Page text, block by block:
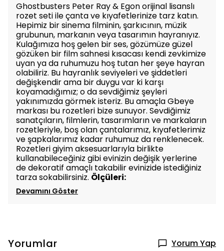
Ghostbusters Peter Ray & Egon orijinal lisanslı
rozet seti ile çanta ve kıyafetlerinize tarz katın.
Hepimiz bir sinema filminin, şarkıcının, müzik
grubunun, markanın veya tasarımın hayranıyız.
Kulağımıza hoş gelen bir ses, gözümüze güzel
gözüken bir film sahnesi kısacası kendi zevkimize
uyan ya da ruhumuzu hoş tutan her şeye hayran
olabiliriz. Bu hayranlık seviyeleri ve şiddetleri
değişkendir ama bir duygu var ki karşı
koyamadığımız; o da sevdiğimiz şeyleri
yakınımızda görmek isteriz. Bu amaçla Gbeye
markası bu rozetleri bize sunuyor. Sevdiğimiz
sanatçıların, filmlerin, tasarımların ve markaların
rozetleriyle, boş olan çantalarımız, kıyafetlerimiz
ve şapkalarımız kadar ruhumuz da renklenecek.
Rozetleri giyim aksesuarlarıyla birlikte
kullanabileceğiniz gibi evinizin değişik yerlerine
de dekoratif amaçlı takabilir evinizide istediğiniz
tarza sokabilirsiniz. Ölçüleri:
Devamını Göster
Yorumlar Yorum Yap